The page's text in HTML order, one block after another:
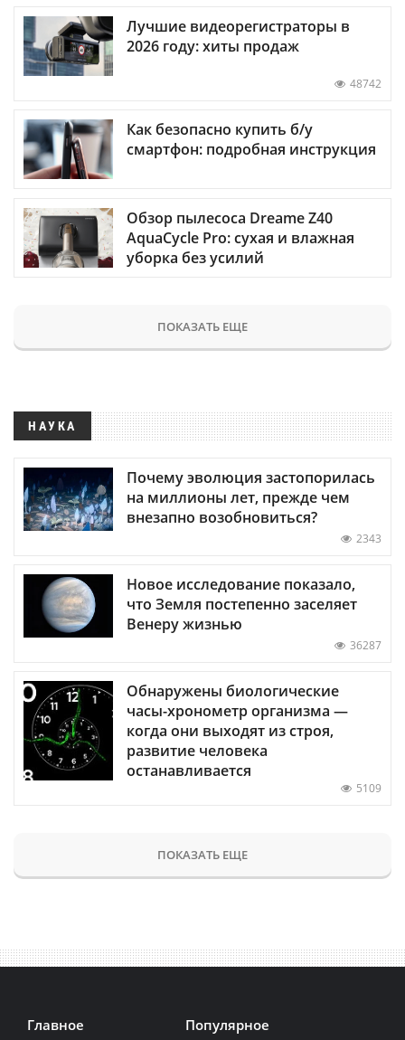
Лучшие видеорегистраторы в
2026 году: хиты продаж
48742
Как безопасно купить б/у
смартфон: подробная инструкция
Обзор пылесоса Dreame Z40
AquaCycle Pro: сухая и влажная
уборка без усилий
ПОКАЗАТЬ ЕЩЕ
НАУКА
Почему эволюция застопорилась
на миллионы лет, прежде чем
внезапно возобновиться?
2343
Новое исследование показало,
что Земля постепенно заселяет
Венеру жизнью
36287
Обнаружены биологические
часы-хронометр организма —
когда они выходят из строя,
развитие человека
останавливается
5109
ПОКАЗАТЬ ЕЩЕ
Главное Популярное